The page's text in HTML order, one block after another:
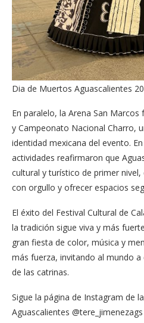
Dia de Muertos Aguascalientes
En paralelo, la Arena San Marcos
y Campeonato Nacional Charro,
identidad mexicana del evento.
actividades reafirmaron que
cultural y turístico de primer nivel,
con orgullo y ofrecer espacios
El éxito del Festival Cultural de
la tradición sigue viva y más
gran fiesta de color, música y
más fuerza, invitando al mundo a
de las catrinas.
Sigue la página de Instagram de
Aguascalientes